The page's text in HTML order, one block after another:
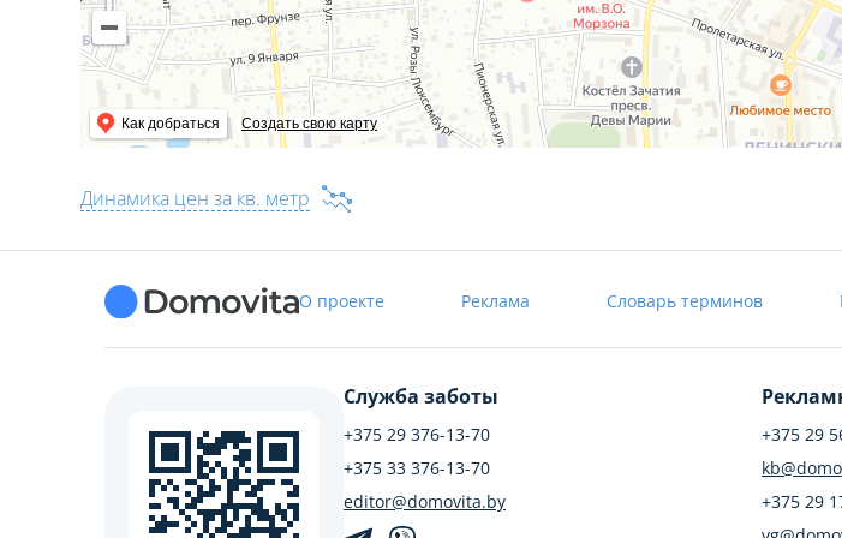
ООО «Экспресснедвижимость-риэлт», УНП 193505113, лицензия №02240/409 от 05.03.2021 г.,
№ 350/1 от 16.06.2023 г
Как добраться Создать свою карту
Динамика цен за кв. метр
О проекте Реклама Словарь терминов
Служба заботы
+375 29 376-13-70
+375 33 376-13-70
editor@domovita.by
+375 29
+375 29